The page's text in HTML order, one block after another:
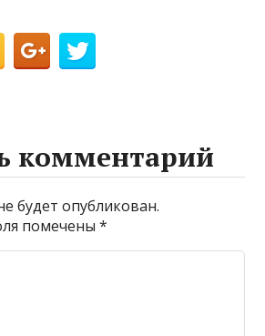
комментарий
будет опубликован.
помечены*